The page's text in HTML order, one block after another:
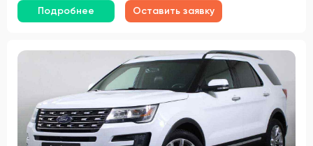
Подробнее Оставить заявку